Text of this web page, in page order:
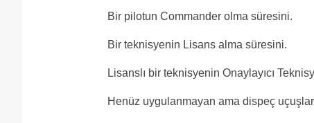
Bir pilotun Commander olma süresini.
Bir teknisyenin Lisans alma süresini.
Lisanslı bir teknisyenin Onaylayıcı
Henüz uygulanmayan ama dispeç